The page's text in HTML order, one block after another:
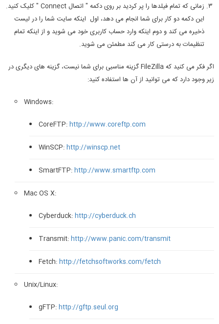
زمانی که تمام فیلدها را پر کردید بر روی دکمه " اتصال Connect " کلیک کنید.
این دکمه دو کار برای شما انجام می دهد، اول اینکه سایت شما را در لیست
ذخیره می کند و دوم اینکه وارد حساب کاربری خود می شوید و از اینکه تمام
تنظیمات به درستی کار می کند مطمئن می شوید.
اگر فکر می کنید که FileZilla گزینه مناسبی برای شما نیست، گزینه های دیگری در
زیر وجود دارد که می توانید از آن ها استفاده کنید:
Windows:
CoreFTP:http://www.coreftp.com
WinSCP:http://winscp.net
SmartFTP:http://www.smartftp.com
Mac OS X:
Cyberduck:http://cyberduck.ch
Transmit:http://www.panic.com/transmit
Fetch:http://fetchsoftworks.com/fetch
Unix/Linux:
gFTP:http://gftp.seul.org